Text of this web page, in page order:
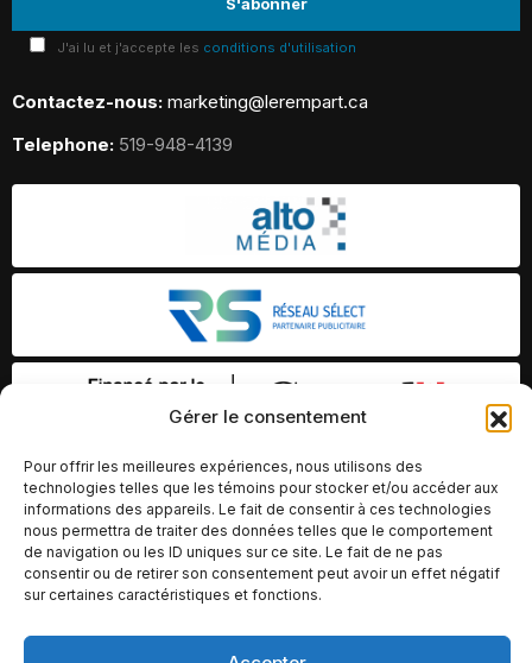
Gérer le consentement
Pour offrir les meilleures expériences, nous utilisons des
technologies telles que les témoins pour stocker et/ou accéder aux
informations des appareils. Le fait de consentir à ces technologies
nous permettra de traiter des données telles que le comportement
de navigation ou les ID uniques sur ce site. Le fait de ne pas
consentir ou de retirer son consentement peut avoir un effet négatif
sur certaines caractéristiques et fonctions.
J'ai lu et j'accepte les conditions d'utilisation
Contactez-nous: marketing@lerempart.ca
Telephone: 519-948-4139